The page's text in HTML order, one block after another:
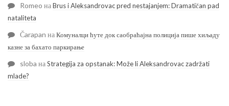
Romeo наBrus i Aleksandrovac pred nestajanjem: Dramatičan pad
nataliteta
Čarapan наКомуналци ћуте док саобраћајна полиција пише хиљаду
казне за бахато паркирање
sloba наStrategija za opstanak: Može li Aleksandrovac zadržati
mlade?